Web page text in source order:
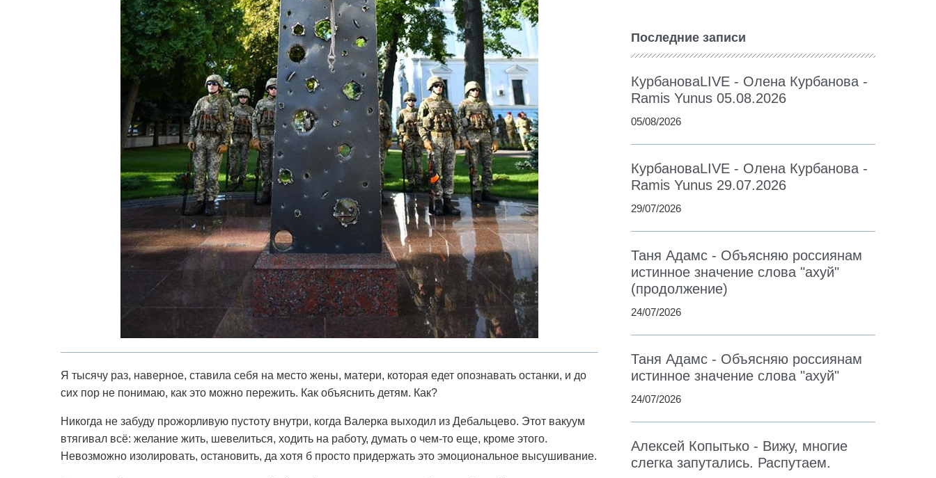
Я тысячу раз, наверное, ставила себя на место жены, матери, которая едет опознавать останки, и до
сих пор не понимаю, как это можно пережить. Как объяснить детям. Как?
Никогда не забуду прожорливую пустоту внутри, когда Валерка выходил из Дебальцево. Этот вакуум
втягивал всё: желание жить, шевелиться, ходить на работу, думать о чем-то еще, кроме этого.
Невозможно изолировать, остановить, да хотя б просто придержать это эмоциональное высушивание.
Последние записи
КурбановаLIVE - Олена Курбанова -
Ramis Yunus 05.08.2026
05/08/2026
КурбановаLIVE - Олена Курбанова -
Ramis Yunus 29.07.2026
29/07/2026
Таня Адамс - Объясняю россиянам
истинное значение слова "ахуй"
(продолжение)
24/07/2026
Таня Адамс - Объясняю россиянам
истинное значение слова "ахуй"
24/07/2026
Алексей Копытько - Вижу, многие
слегка запутались. Распутаем.